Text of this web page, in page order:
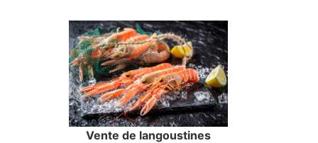
Vente de langoustines